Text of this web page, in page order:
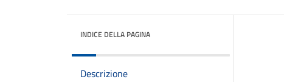
INDICE DELLA PAGINA
Descrizione